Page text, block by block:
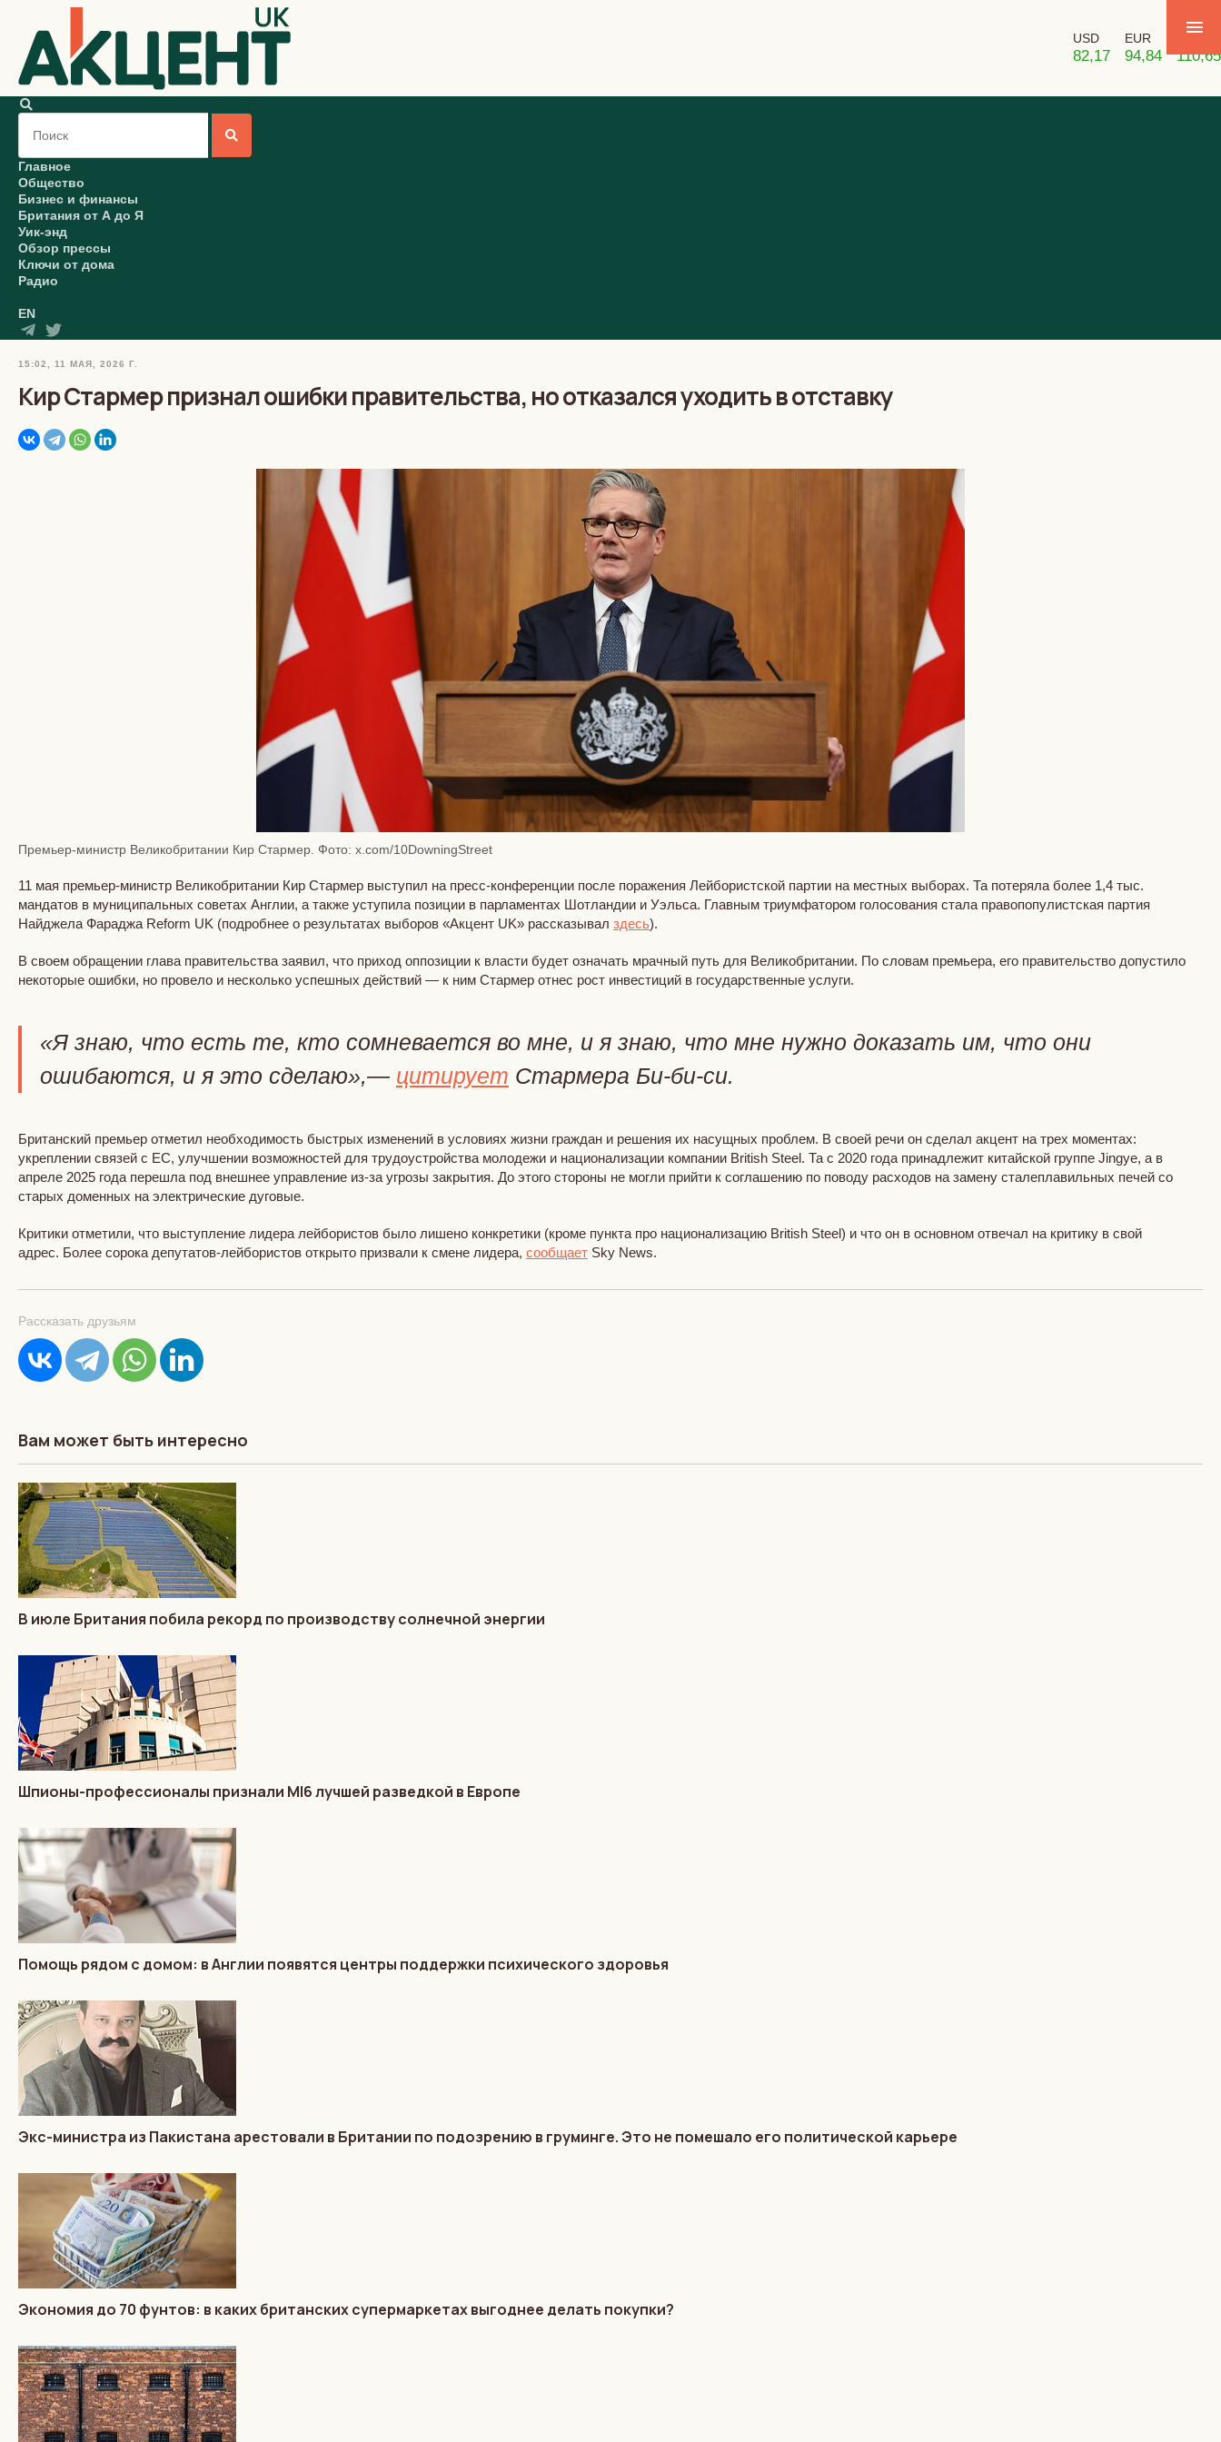
USD
82,17
EUR
94,84 110,65
Главное
Общество
Бизнес и финансы
Британия от А до Я
Уик-энд
Обзор прессы
Ключи от дома
Радио
EN
15:02, 11 МАЯ, 2026 Г.
Кир Стармер признал ошибки правительства, но отказался уходить в отставку
Премьер-министр Великобритании Кир Стармер. Фото: x.com/10DowningStreet
11 мая премьер-министр Великобритании Кир Стармер выступил на пресс-конференции после поражения Лейбористской партии на местных выборах. Та потеряла более 1,4 тыс.
мандатов в муниципальных советах Англии, а также уступила позиции в парламентах Шотландии и Уэльса. Главным триумфатором голосования стала правопопулистская партия
Найджела Фараджа Reform UK (подробнее о результатах выборов «Акцент UK» рассказывал здесь).
В своем обращении глава правительства заявил, что приход оппозиции к власти будет означать мрачный путь для Великобритании. По словам премьера, его правительство допустило
некоторые ошибки, но провело и несколько успешных действий — к ним Стармер отнес рост инвестиций в государственные услуги.
«Я знаю, что есть те, кто сомневается во мне, и я знаю, что мне нужно доказать им, что они
ошибаются, и я это сделаю»,— цитирует Стармера Би-би-си.
Британский премьер отметил необходимость быстрых изменений в условиях жизни граждан и решения их насущных проблем. В своей речи он сделал акцент на трех моментах:
укреплении связей с ЕС, улучшении возможностей для трудоустройства молодежи и национализации компании British Steel. Та с 2020 года принадлежит китайской группе Jingye, а в
апреле 2025 года перешла под внешнее управление из-за угрозы закрытия. До этого стороны не могли прийти к соглашению по поводу расходов на замену сталеплавильных печей со
старых доменных на электрические дуговые.
Критики отметили, что выступление лидера лейбористов было лишено конкретики (кроме пункта про национализацию British Steel) и что он в основном отвечал на критику в свой
адрес. Более сорока депутатов-лейбористов открыто призвали к смене лидера, сообщает Sky News.
Рассказать друзьям
Вам может быть интересно
В июле Британия побила рекорд по производству солнечной энергии
Шпионы-профессионалы признали MI6 лучшей разведкой в Европе
Помощь рядом с домом: в Англии появятся центры поддержки психического здоровья
Экс-министра из Пакистана арестовали в Британии по подозрению в груминге. Это не помешало его политической карьере
Экономия до 70 фунтов: в каких британских супермаркетах выгоднее делать покупки?